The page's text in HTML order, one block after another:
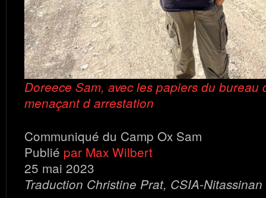
Doreece Sam, avec les papiers du bureau
menaçant d arrestation
Communiqué du Camp Ox Sam
Publié par Max Wilbert
25 mai 2023
Traduction Christine Prat, CSIA-Nitassinan